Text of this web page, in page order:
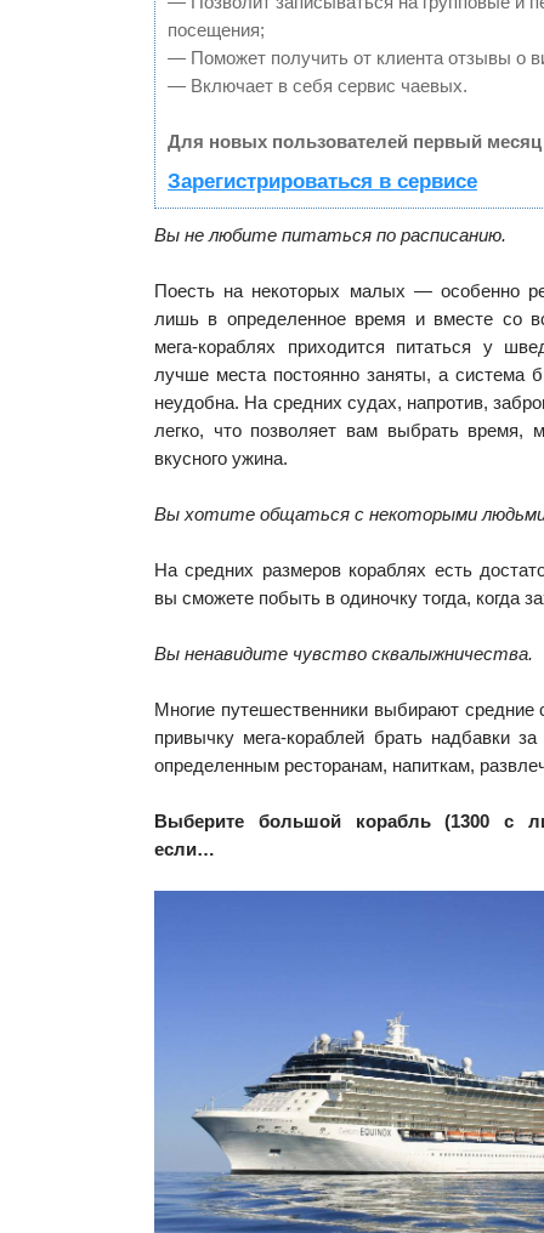
посещения;
— Поможет получить от клиента отзывы о
— Включает в себя сервис чаевых.
Для новых пользователей первый месяц
Зарегистрироваться в сервисе
Вы не любите питаться по расписанию.
Поесть на некоторых малых — особенно
лишь в определенное время и вместе со
мега-кораблях приходится питаться у
лучше места постоянно заняты, а система
неудобна. На средних судах, напротив,
легко, что позволяет вам выбрать время,
вкусного ужина.
Вы хотите общаться с некоторыми
На средних размеров кораблях есть
вы сможете побыть в одиночку тогда, когда
Вы ненавидите чувство сквалыжничества.
Многие путешественники выбирают средние
привычку мега-кораблей брать надбавки
определенным ресторанам, напиткам,
Выберите большой корабль (1300 с
если…